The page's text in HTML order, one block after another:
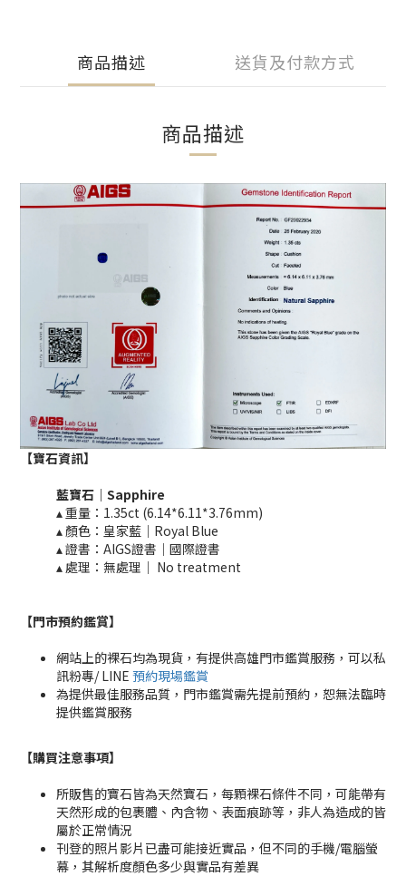
商品描述 送貨及付款方式
商品描述
【寶石資訊】
藍寶石｜ Sapphire
▴ 重量：1.35ct (6.14*6.11*3.76mm)​
▴ 顏色：皇家藍｜Royal Blue
▴ 證書：AIGS證書｜國際證書
▴ 處理：無處理｜ No treatment​​
【門市預約鑑賞】
網站上的裸石均為現貨，有提供高雄門市鑑賞服務，可以私
訊粉專/ LINE 預約現場鑑賞
為提供最佳服務品質，門市鑑賞需先提前預約，恕無法臨時
提供鑑賞服務
【購買注意事項】
所販售的寶石皆為天然寶石，每顆裸石條件不同，可能帶有
天然形成的包裹體、內含物、表面痕跡等，非人為造成的皆
屬於正常情況
刊登的照片影片已盡可能接近實品，但不同的手機/電腦螢
幕，其解析度顏色多少與實品有差異